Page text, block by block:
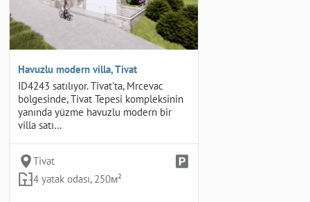
Havuzlu modern villa, Tivat
ID4243 satılıyor. Tivat'ta, Mrcevac
bölgesinde, Tivat Tepesi kompleksinin
yanında yüzme havuzlu modern bir
villa satı…
Tivat
4 yatak odası, 250м²